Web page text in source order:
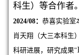
科生）等合作者。
2024/08： 恭喜实验室
肖天翔（大三本科生
科研进展，研究成果"